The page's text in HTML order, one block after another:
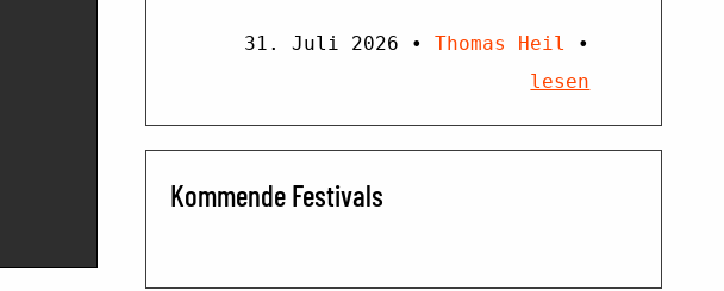
31. Juli 2026 • Thomas Heil
•
lesen
Kommende Festivals